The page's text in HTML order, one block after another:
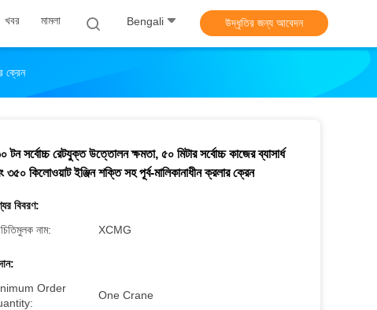
খবর মামলা Bengali উদ্ধৃতির জন্য আবেদন
ক্রেন
টন সর্বোচ্চ রেটযুক্ত উত্তোলন ক্ষমতা, ৫০ মিটার সর্বোচ্চ কাজের ব্যাসার্ধ
৩৫০ কিলোওয়াট ইঞ্জিন শক্তি সহ পূর্ব-মালিকানাধীন ক্রলার ক্রেন
বিবরণ:
নাম:
XCMG
Order
One Crane